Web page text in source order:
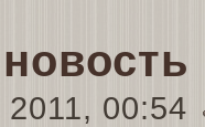
00:54